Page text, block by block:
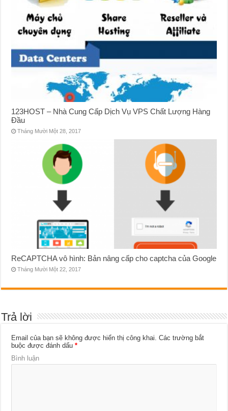
123HOST – Nhà Cung Cấp Dịch Vụ VPS Chất Lượng Hàng
Đầu
Tháng Mười Một 28, 2017
ReCAPTCHA vô hình: Bản nâng cấp cho captcha của Google
Tháng Mười Một 22, 2017
Trả lời
Email của bạn sẽ không được hiển thị công khai. Các trường bắt
buộc được đánh dấu*
Bình luận